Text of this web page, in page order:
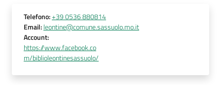
Telefono:+39 0536 880814
Email:leontine@comune.sassuolo.mo.it
Account:
https://www.facebook.co
m/biblioleontinesassuolo/